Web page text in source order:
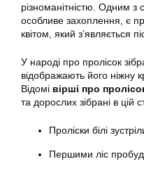
різноманітністю. Одним з
особливе захоплення, є
квітом, який з’являється
У народі про пролісок
відображають його ніжну
Відомі вірші про
та дорослих зібрані в цій
Проліски білі
Першими ліс